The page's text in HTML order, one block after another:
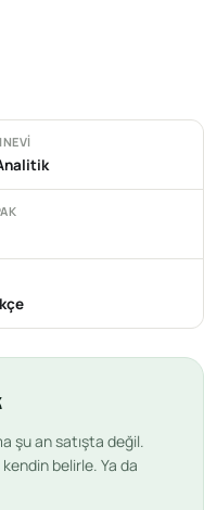
şu an satışta değil.
belirle. Ya da